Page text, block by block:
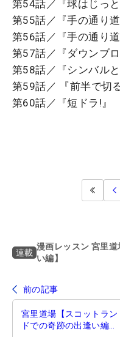
第54話／『球はじっと
第55話／『手の通り道
第56話／『手の通り道
第57話／『ダウンブロ
第58話／『シンバルと
第59話／ 『前半で切る
第60話／『短ドラ!』
連載
漫画レッスン 宮里
い編】
前の記事
宮里道場【スコットラン
ドでの奇跡の出逢い編】